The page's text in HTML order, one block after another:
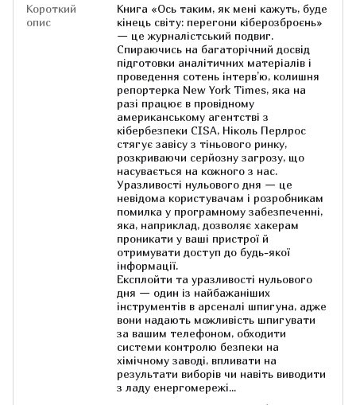
Короткий
опис
Книга «Ось таким, як мені кажуть, буде
кінець світу: перегони кіберозброєнь»
— це журналістський подвиг.
Спираючись на багаторічний досвід
підготовки аналітичних матеріалів і
проведення сотень інтерв’ю, колишня
репортерка New York Times, яка на
разі працює в провідному
американському агентстві з
кібербезпеки CISA, Ніколь Перлрос
стягує завісу з тіньового ринку,
розкриваючи серйозну загрозу, що
насувається на кожного з нас.
Уразливості нульового дня — це
невідома користувачам і розробникам
помилка у програмному забезпеченні,
яка, наприклад, дозволяє хакерам
проникати у ваші пристрої й
отримувати доступ до будь-якої
інформації.
Експлойти та уразливості нульового
дня — один із найбажаніших
інструментів в арсеналі шпигуна, адже
вони надають можливість шпигувати
за вашим телефоном, обходити
системи контролю безпеки на
хімічному заводі, впливати на
результати виборів чи навіть виводити
з ладу енергомережі...